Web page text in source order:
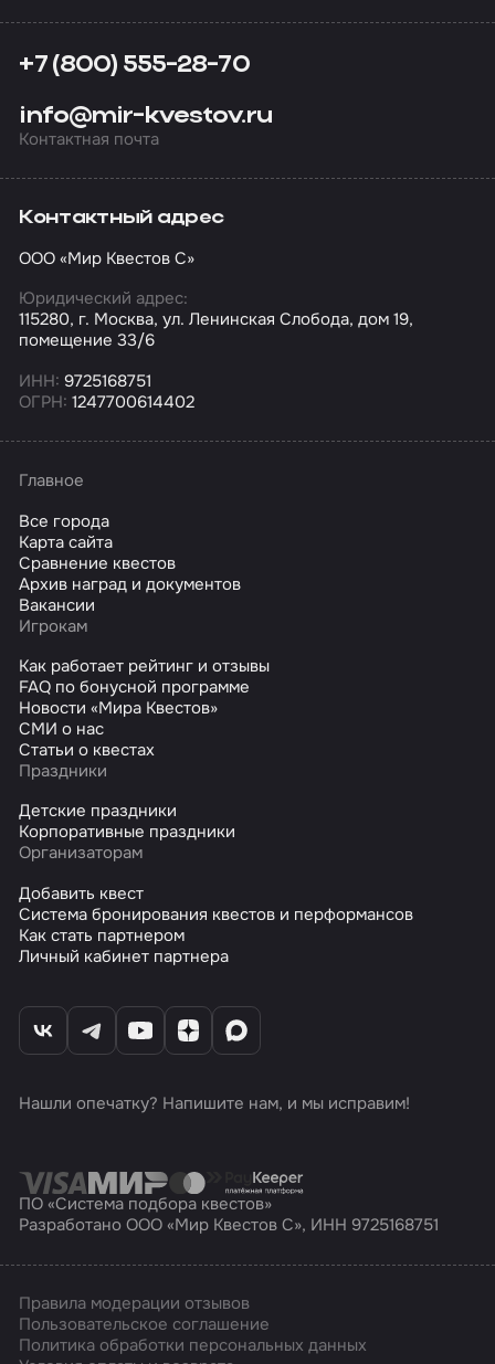
+7 (800) 555-28-70
info@mir-kvestov.ru
Контактная почта
Контактный адрес
ООО «Мир Квестов С»
Юридический адрес:
115280, г. Москва, ул. Ленинская Слобода, дом 19,
помещение 33/6
ИНН: 9725168751
ОГРН: 1247700614402
Главное
Все города
Карта сайта
Сравнение квестов
Архив наград и документов
Вакансии
Игрокам
Как работает рейтинг и отзывы
FAQ по бонусной программе
Новости «Мира Квестов»
СМИ о нас
Статьи о квестах
Праздники
Детские праздники
Корпоративные праздники
Организаторам
Добавить квест
Система бронирования квестов и перформансов
Как стать партнером
Личный кабинет партнера
Нашли опечатку? Напишите нам, и мы исправим!
ПО «Система подбора квестов»
Разработано ООО «Мир Квестов С», ИНН 9725168751
Правила модерации отзывов
Пользовательское соглашение
Политика обработки персональных данных